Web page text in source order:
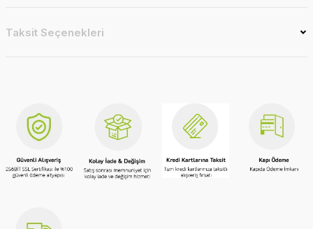
Taksit Seçenekleri